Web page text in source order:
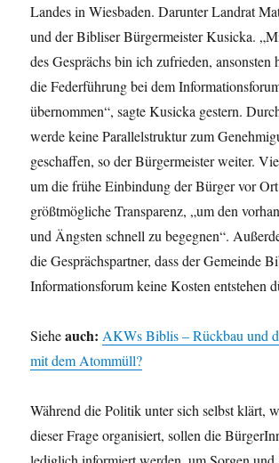
Landes in Wiesbaden. Darunter Landrat
und der Bibliser Bürgermeister Kusicka.
des Gesprächs bin ich zufrieden, ansonsten
die Federführung bei dem
übernommen“, sagte Kusicka gestern.
werde keine Parallelstruktur zum
geschaffen, so der Bürgermeister weiter.
um die frühe Einbindung der Bürger vor
größtmögliche Transparenz, „um den
und Ängsten schnell zu begegnen“.
die Gesprächspartner, dass der Gemeinde
Informationsforum keine Kosten entstehen
Sieheauch: AKWs Biblis – Rückbau und
mit dem Atommüll?
Während die Politik unter sich selbst klärt,
dieser Frage organisiert, sollen die